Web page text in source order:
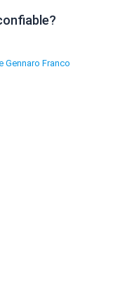
Gennaro Franco